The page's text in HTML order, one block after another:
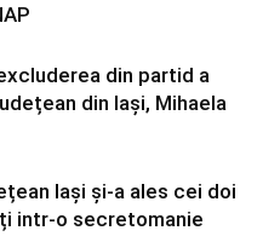
din partid a
din Iași, Mihaela
Iași și-a ales cei doi
intr-o secretomanie